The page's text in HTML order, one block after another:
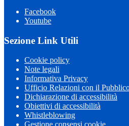
Facebook
Youtube
Sezione Link Utili
Cookie policy
Note legali
Informativa Privacy
Ufficio Relazioni con il
Dichiarazione di accessibilità
Obiettivi di accessibilità
Whistleblowing